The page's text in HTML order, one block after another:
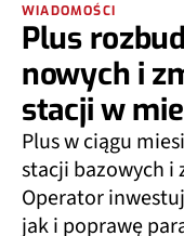
WIADOMOŚCI
Plus
nowych i
stacji w
Plus w ciągu
stacji bazowych i
Operator
jak i poprawę